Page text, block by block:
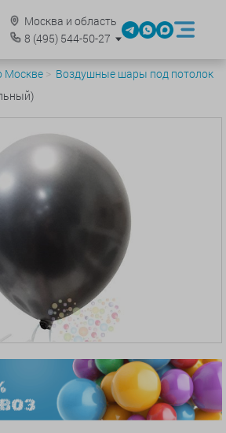
Москва и область
8 (495)544-50-27
Москве
Воздушные шары под потолок